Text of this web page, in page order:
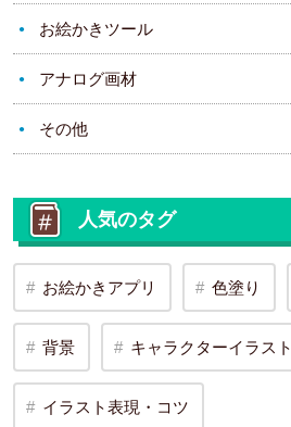
お絵かきツール
アナログ画材
その他
人気のタグ
お絵かきアプリ 色塗り
背景 キャラクターイラスト
イラスト表現・コツ